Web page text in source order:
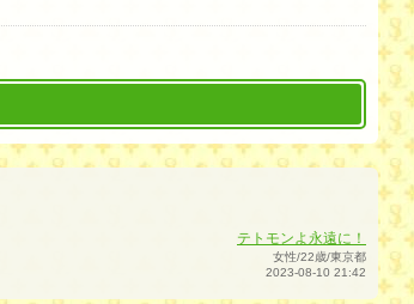
テトモンよ永遠に！
女性/22歳/東京都
2023-08-10 21:42